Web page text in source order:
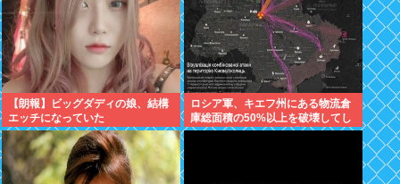
【朗報】ビッグダディの娘、結構
エッチになっていた
ロシア軍、キエフ州にある物流倉
庫総面積の50%以上を破壊してし
まう 日本のマスコミ「報道しませ